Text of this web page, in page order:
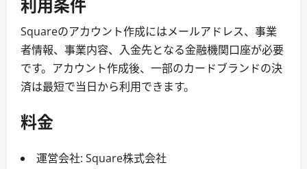
Squareのアカウント作成にはメールアドレス、事業
者情報、事業内容、入金先となる金融機関口座が必要
です。アカウント作成後、一部のカードブランドの決
済は最短で当日から利用できます。
料金
運営会社: Square株式会社